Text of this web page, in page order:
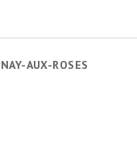
AUX-ROSES